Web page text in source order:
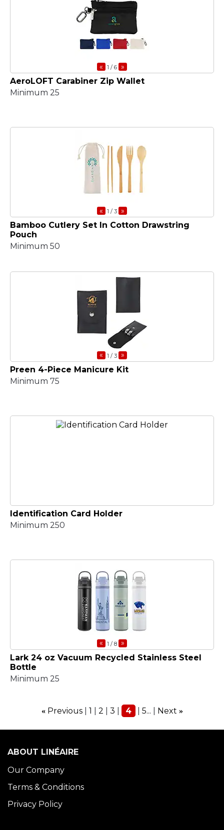
« 1 / 6 »
AeroLOFT Carabiner Zip Wallet
Minimum 25
« 1 / 3 »
Bamboo Cutlery Set In Cotton Drawstring
Pouch
Minimum 50
« 1 / 3 »
Preen 4-Piece Manicure Kit
Minimum 75
Identification Card Holder
Minimum 250
« 1 / 8 »
Lark 24 oz Vacuum Recycled Stainless Steel
Bottle
Minimum 25
« Previous 1 2 3 4 5... Next »
ABOUT LINÉAIRE
Our Company
Terms & Conditions
Privacy Policy